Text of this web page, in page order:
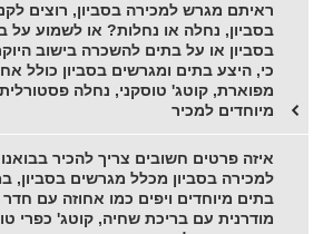
ראיתם מגרש למכירה בסביון, רוצים
בסביון, נחלה או נחלות? או לשמוע על
כי, היצע בתים ומגרשים בסביון כולל
מפוארת, קוטג' טוסקני, נחלה
מיוחדים למכיר
איזה פרטים חשובים צריך להכיר
למכירה בסביון מכלל מגרשים בסביון,
בתים מיוחדים ויפים כמו אחוזה עם חדר
מודרנית עם בריכת שחיה, קוטג' כפרי